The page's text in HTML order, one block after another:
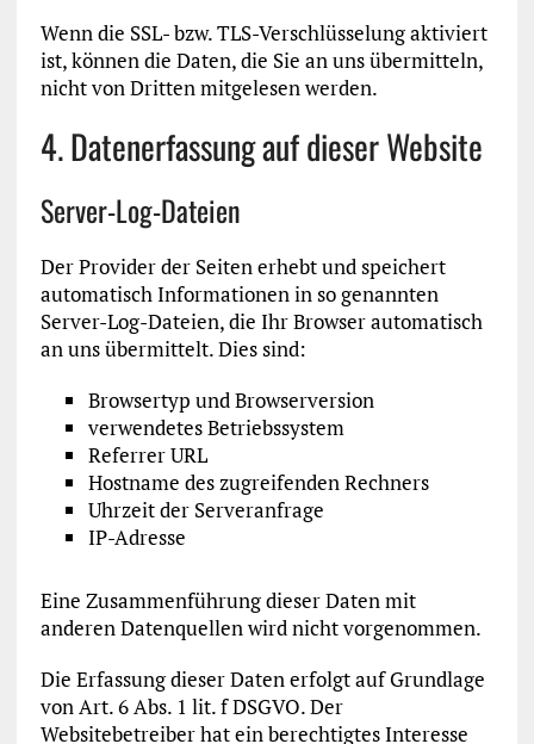
Wenn die SSL- bzw. TLS-Verschlüsselung aktiviert
ist, können die Daten, die Sie an uns übermitteln,
nicht von Dritten mitgelesen werden.
4. Datenerfassung auf dieser Website
Server-Log-Dateien
Der Provider der Seiten erhebt und speichert
automatisch Informationen in so genannten
Server-Log-Dateien, die Ihr Browser automatisch
an uns übermittelt. Dies sind:
Browsertyp und Browserversion
verwendetes Betriebssystem
Referrer URL
Hostname des zugreifenden Rechners
Uhrzeit der Serveranfrage
IP-Adresse
Eine Zusammenführung dieser Daten mit
anderen Datenquellen wird nicht vorgenommen.
Die Erfassung dieser Daten erfolgt auf Grundlage
von Art. 6 Abs. 1 lit. f DSGVO. Der
Websitebetreiber hat ein berechtigtes Interesse